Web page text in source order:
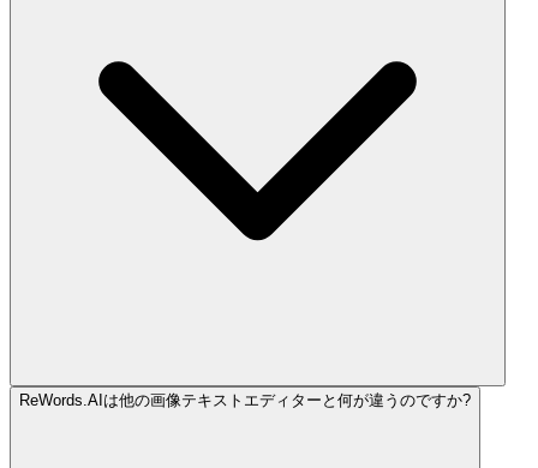
ReWords.AIは他の画像テキストエディターと何が違うのですか?